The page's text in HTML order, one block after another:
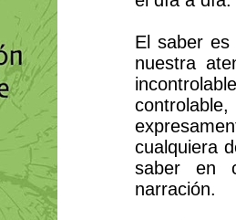
El saber es
nuestra
cualquiera
saber en
narración.